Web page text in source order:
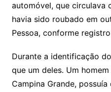
automóvel, que circulava
havia sido roubado em
Pessoa, conforme
Durante a identificação
que um deles. Um
Campina Grande,